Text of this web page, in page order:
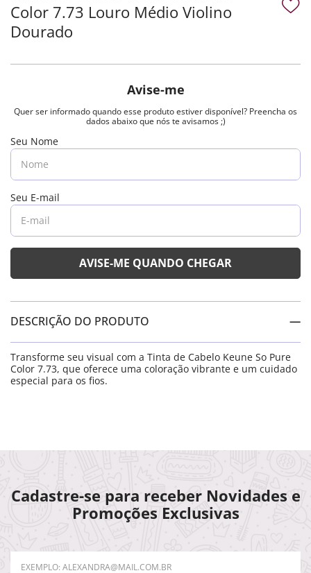
Color 7.73 Louro Médio Violino
Dourado
DESCRIÇÃO DO PRODUTO
Transforme seu visual com a Tinta de Cabelo Keune So Pure
Color 7.73, que oferece uma coloração vibrante e um cuidado
especial para os fios.
Cadastre-se para receber Novidades e
Promoções Exclusivas